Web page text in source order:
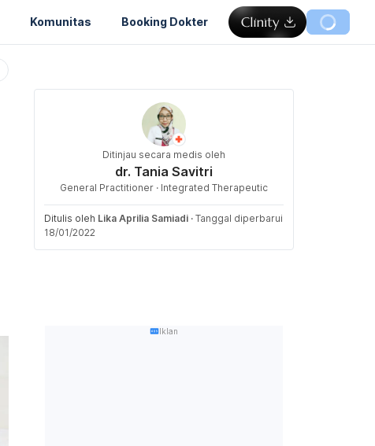
Komunitas Booking Dokter
Ditinjau secara medis oleh
dr. Tania Savitri
General Practitioner · Integrated Therapeutic
Ditulis oleh Lika Aprilia Samiadi · Tanggal diperbarui
18/01/2022
Iklan